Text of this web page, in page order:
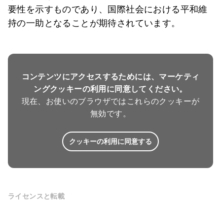
要性を示すものであり、国際社会における平和維
持の一助となることが期待されています。
コンテンツにアクセスするためには、マーケティ
ングクッキーの利用に同意してください。
現在、お使いのブラウザではこれらのクッキーが
無効です。
クッキーの利用に同意する
ライセンスと転載